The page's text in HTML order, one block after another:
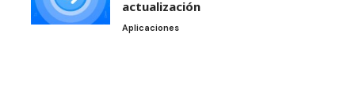
actualización
Aplicaciones